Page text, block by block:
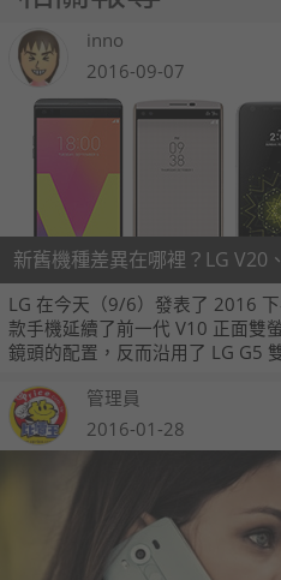
inno
2016-09-07
新舊機種差異在哪裡？LG V20
LG 在今天（9/6）發表了 2016
款手機延續了前一代 V10 正面雙
鏡頭的配置，反而沿用了 LG G5
也是全球首款預先搭載 Android
機。
管理員
2016-01-28